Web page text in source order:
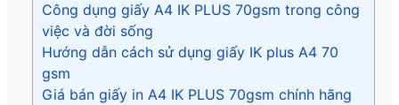
Công dụng giấy A4 IK PLUS 70gsm trong công
việc và đời sống
Hướng dẫn cách sử dụng giấy IK plus A4 70
gsm
Giá bán giấy in A4 IK PLUS 70gsm chính hãng